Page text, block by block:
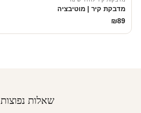
מדבקת קיר | מוטיבציה
₪89
שאלות נפוצות